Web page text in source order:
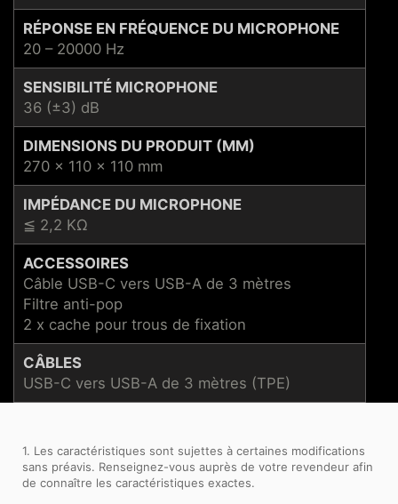
RÉPONSE EN FRÉQUENCE DU MICROPHONE
20 – 20000 Hz
SENSIBILITÉ MICROPHONE
36 (±3) dB
DIMENSIONS DU PRODUIT (MM)
270 x 110 x 110 mm
IMPÉDANCE DU MICROPHONE
≦ 2,2 KΩ
ACCESSOIRES
Câble USB-C vers USB-A de 3 mètres
Filtre anti-pop
2 x cache pour trous de fixation
CÂBLES
USB-C vers USB-A de 3 mètres (TPE)
1. Les caractéristiques sont sujettes à certaines modifications
sans préavis. Renseignez-vous auprès de votre revendeur afin
de connaître les caractéristiques exactes.